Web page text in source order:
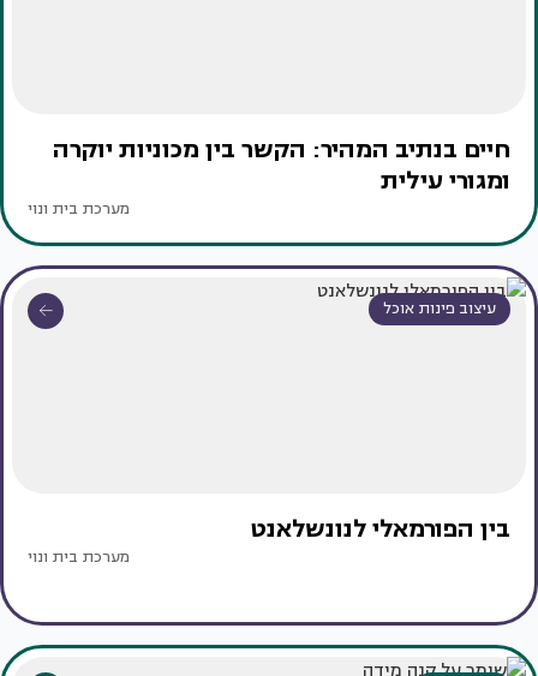
חיים בנתיב המהיר: הקשר בין מכוניות יוקרה
ומגורי עילית
מערכת בית ונוי
עיצוב פינות אוכל
בין הפורמאלי לנונשלאנט
מערכת בית ונוי